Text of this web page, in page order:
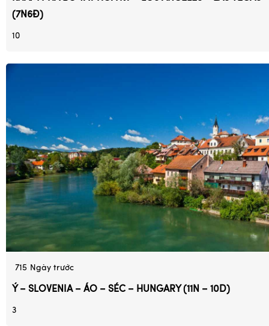
(7N6Đ)
10
715 Ngày trước
Ý – SLOVENIA – ÁO – SÉC – HUNGARY (11N – 10D)
3